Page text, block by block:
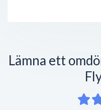
Lämna ett